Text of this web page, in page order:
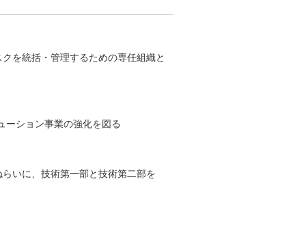
を統括・管理するための専任組織と
ーション事業の強化を図る
いに、技術第一部と技術第二部を